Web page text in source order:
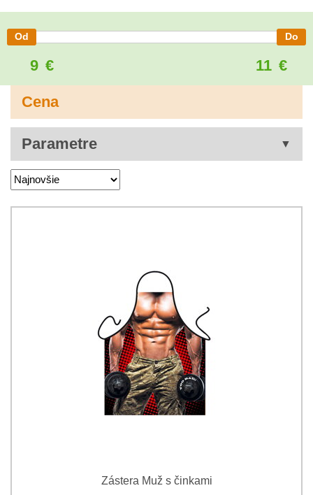
9 € 11 €
Cena
Parametre
Zástera Muž s činkami